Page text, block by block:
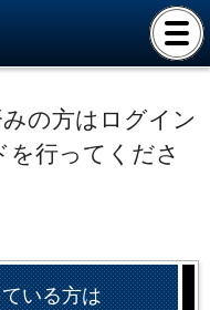
の方はログイン
を行ってくださ
いる方は